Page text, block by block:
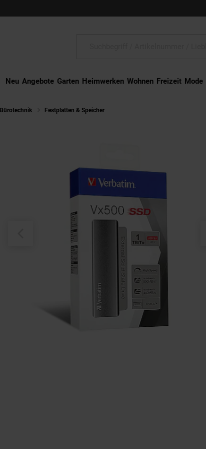
Neu Angebote Garten Heimwerken Wohnen Freizeit Mode
Bürotechnik Festplatten & Speicher